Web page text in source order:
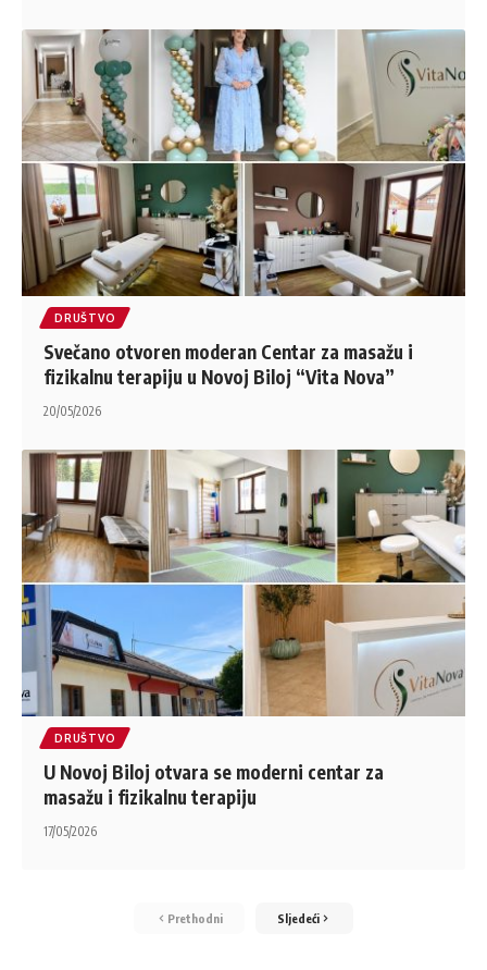
DRUŠTVO
Svečano otvoren moderan Centar za masažu i
fizikalnu terapiju u Novoj Biloj “Vita Nova”
20/05/2026
DRUŠTVO
U Novoj Biloj otvara se moderni centar za
masažu i fizikalnu terapiju
17/05/2026
Prethodni Sljedeći